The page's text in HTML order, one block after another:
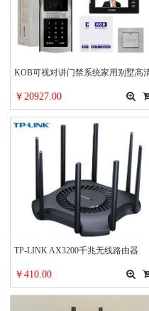
KOB可视对讲门禁系统家用别墅高
有线夜视智能电子猫眼刷卡密码锁套
餐 ID卡-双门磁力锁套餐
￥20927.00
TP-LINK AX3200千兆无线路由器
WiFi6 5G双频高速网络 Mesh路由 游
戏路由 智能家用穿墙 XDR3230易展
￥410.00